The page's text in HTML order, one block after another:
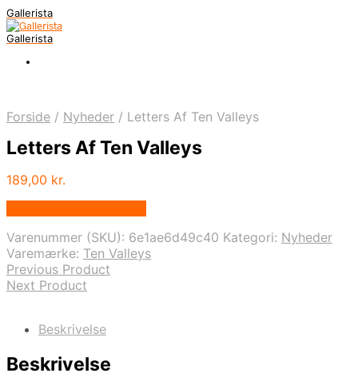
Gallerista
Gallerista
Forside / Nyheder / Letters Af Ten Valleys
Letters Af Ten Valleys
189,00 kr.
Varenummer (SKU): 6e1ae6d49c40 Kategori: Nyheder
Varemærke: Ten Valleys
Previous Product
Next Product
Beskrivelse
Beskrivelse